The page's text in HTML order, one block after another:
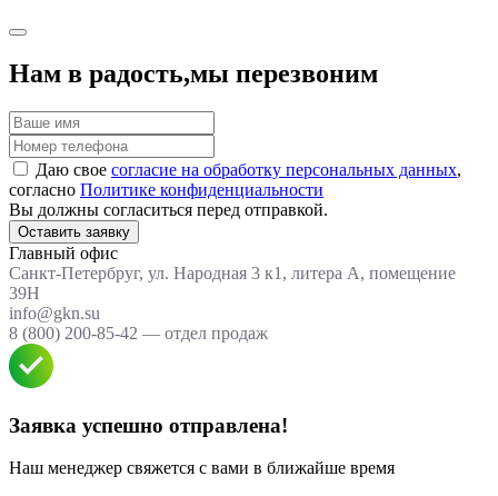
Нам в радость,мы перезвоним
Даю свое согласие на обработку персональных данных,
согласно Политике конфиденциальности
Вы должны согласиться перед отправкой.
Оставить заявку
Главный офис
Санкт-Петербруг, ул. Народная 3 к1, литера А, помещение
39Н
info@gkn.su
8 (800) 200-85-42 — отдел продаж
Заявка успешно отправлена!
Наш менеджер свяжется с вами в ближайше время